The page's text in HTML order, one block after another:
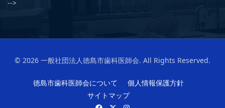
-->
© 2026 一般社団法人徳島市歯科医師会. All Rights Reserved.
徳島市歯科医師会について
個人情報保護方針
サイトマップ